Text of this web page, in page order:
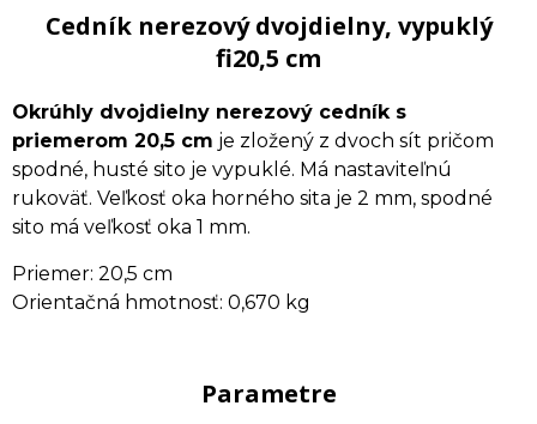
Cedník nerezový dvojdielny, vypuklý
fi20,5 cm
Okrúhly dvojdielny nerezový cedník s
priemerom 20,5 cm je zložený z dvoch sít pričom
spodné, husté sito je vypuklé. Má nastaviteľnú
rukoväť. Veľkosť oka horného sita je 2 mm, spodné
sito má veľkosť oka 1 mm.
Priemer: 20,5 cm
Orientačná hmotnosť: 0,670 kg
Parametre